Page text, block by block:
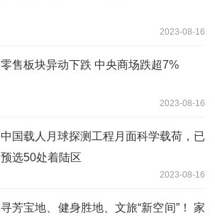
2023-08-16
零售板块异动下跌 中央商场跌超7%
2023-08-16
中国载人月球探测工程月面科学载荷，已
预选50处着陆区
2023-08-16
寻芳宝地、健身胜地、文旅“新空间”！ 家